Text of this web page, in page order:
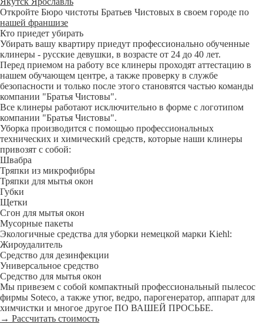
Откройте Бюро чистоты Братьев Чистовых в своем городе по
нашей франшизе
Кто приедет убирать
Убирать вашу квартиру приедут профессионально обученные
клинеры - русские девушки, в возрасте от 24 до 40 лет.
Перед приемом на работу все клинеры проходят аттестацию в
нашем обучающем центре, а также проверку в службе
безопасности и только после этого становятся частью команды
компании "Братья Чистовы".
Все клинеры работают исключительно в форме с логотипом
компании "Братья Чистовы".
Уборка производится с помощью профессиональных
технических и химический средств, которые наши клинеры
привозят с собой:
Швабра
Тряпки из микрофибры
Тряпки для мытья окон
Губки
Щетки
Сгон для мытья окон
Мусорные пакеты
Экологичные средства для уборки немецкой марки Kiehl:
Жироудалитель
Средство для дезинфекции
Универсальное средство
Средство для мытья окон
Мы привезем с собой компактный профессиональный пылесос
фирмы Soteco, а также утюг, ведро, парогенератор, аппарат для
химчистки и многое другое ПО ВАШЕЙ ПРОСЬБЕ.
→ Рассчитать стоимость